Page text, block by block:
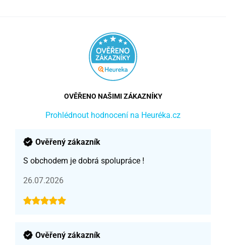
OVĚŘENO NAŠIMI ZÁKAZNÍKY
Prohlédnout hodnocení na Heuréka.cz
Ověřený zákazník
S obchodem je dobrá spolupráce !
26.07.2026
Ověřený zákazník